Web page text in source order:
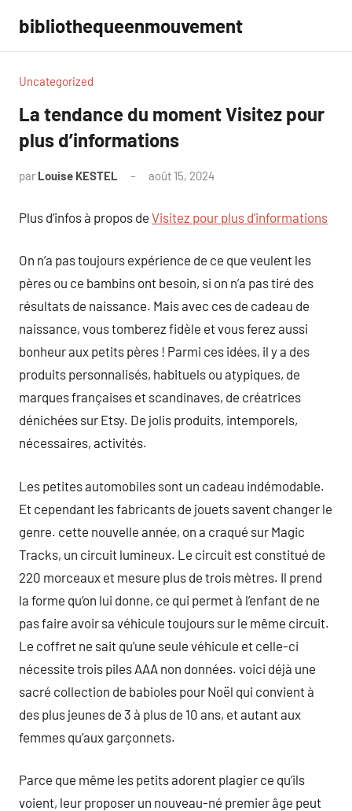
contenu
bibliothequeenmouvement
Uncategorized
La tendance du moment Visitez pour
plus d’informations
par Louise KESTEL août 15, 2024
Plus d’infos à propos de Visitez pour plus d’informations
On n’a pas toujours expérience de ce que veulent les
pères ou ce bambins ont besoin, si on n’a pas tiré des
résultats de naissance. Mais avec ces de cadeau de
naissance, vous tomberez fidèle et vous ferez aussi
bonheur aux petits pères ! Parmi ces idées, il y a des
produits personnalisés, habituels ou atypiques, de
marques françaises et scandinaves, de créatrices
dénichées sur Etsy. De jolis produits, intemporels,
nécessaires, activités.
Les petites automobiles sont un cadeau indémodable.
Et cependant les fabricants de jouets savent changer le
genre. cette nouvelle année, on a craqué sur Magic
Tracks, un circuit lumineux. Le circuit est constitué de
220 morceaux et mesure plus de trois mètres. Il prend
la forme qu’on lui donne, ce qui permet à l’enfant de ne
pas faire avoir sa véhicule toujours sur le même circuit.
Le coffret ne sait qu’une seule véhicule et celle-ci
nécessite trois piles AAA non données. voici déjà une
sacré collection de babioles pour Noël qui convient à
des plus jeunes de 3 à plus de 10 ans, et autant aux
femmes qu’aux garçonnets.
Parce que même les petits adorent plagier ce qu’ils
voient, leur proposer un nouveau-né premier âge peut